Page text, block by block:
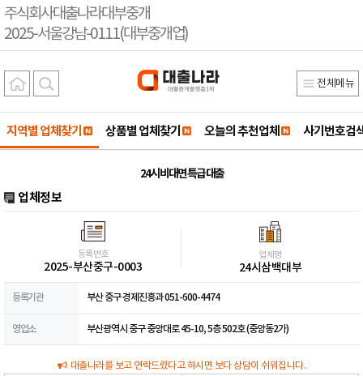
주식회사대출나라대부중개
2025-서울강남-0111(대부중개업)
전체메뉴
지역별 업체찾기 상품별 업체찾기 오늘의 추천업체 사기번호검
24시 비대면 특급 대출
업체정보
등록번호
2025-부산중구-0003
업체명
24시삼백대부
등록기관 부산 중구 경제진흥과 051-600-4474
영업소 부산광역시 중구 중앙대로 45-10, 5층 502호 (중앙동2가)
대출나라를 보고 연락드렸다고 하시면 보다 상담이 쉬워집니다.